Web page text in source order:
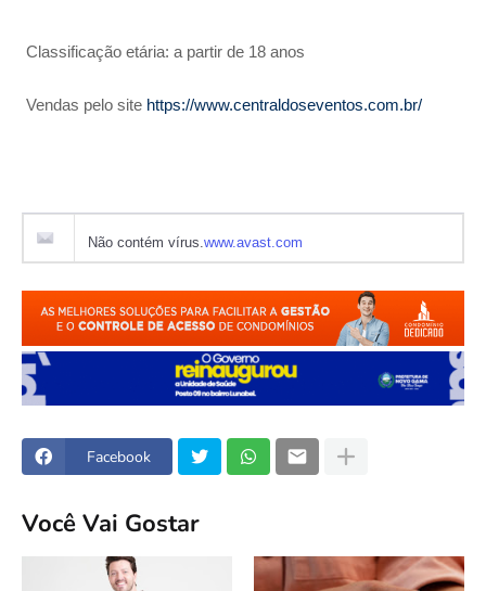
Classificação etária: a partir de 18 anos
Vendas pelo site https://www.centraldoseventos.com.br/
Não contém vírus.www.avast.com
Facebook
Você Vai Gostar